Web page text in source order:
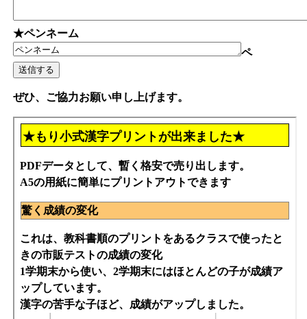
★ペンネーム
ペ
ぜひ、ご協力お願い申し上げます。